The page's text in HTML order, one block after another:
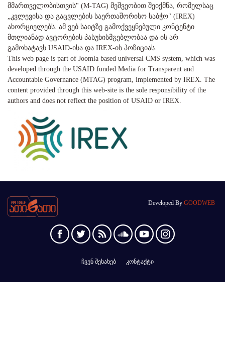
მმართველობისთვის" (M-TAG) მეშვეობით შეიქმნა, რომელსაც
„კვლევისა და გაცვლების საერთაშორისო საბჭო" (IREX)
ახორციელებს. ამ ვებ საიტზე გამოქვეყნებული კონტენტი
მთლიანად ავტორების პასუხისმგებლობაა და ის არ
გამოხატავს USAID-ისა და IREX-ის პოზიციას.
This web page is part of Joomla based universal CMS system, which was
developed through the USAID funded Media for Transparent and
Accountable Governance (MTAG) program, implemented by IREX. The
content provided through this web-site is the sole responsibility of the
authors and does not reflect the position of USAID or IREX.
Developed By GOODWEB
ჩვენ შესახებ კონტაქტი